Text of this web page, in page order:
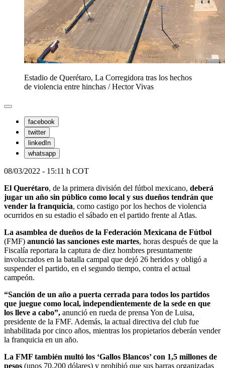
Estadio de Querétaro, La Corregidora tras los hechos
de violencia entre hinchas /Hector Vivas
facebook
twitter
linkedIn
whatsapp
08/03/2022 - 15:11 h COT
El Querétaro, de la primera división del fútbol mexicano, deberá
jugar un año sin público como local y sus dueños tendrán que
vender la franquicia, como castigo por los hechos de violencia
ocurridos en su estadio el sábado en el partido frente al Atlas.
La asamblea de dueños de la Federación Mexicana de Fútbol
(FMF) anunció las sanciones este martes, horas después de que la
Fiscalía reportara la captura de diez hombres presuntamente
involucrados en la batalla campal que dejó 26 heridos y obligó a
suspender el partido, en el segundo tiempo, contra el actual
campeón.
“Sanción de un año a puerta cerrada para todos los partidos
que juegue como local, independientemente de la sede en que
los lleve a cabo”, anunció en rueda de prensa Yon de Luisa,
presidente de la FMF. Además, la actual directiva del club fue
inhabilitada por cinco años, mientras los propietarios deberán vender
la franquicia en un año.
La FMF también multó los ‘Gallos Blancos’ con 1,5 millones de
pesos (unos 70.200 dólares) y prohibió que sus barras organizadas